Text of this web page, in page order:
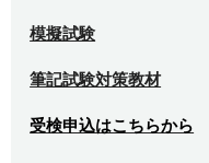
模擬試験
筆記試験対策教材
受検申込はこちらから